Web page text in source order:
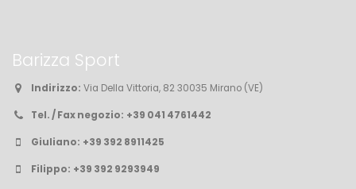
Barizza Sport
Indirizzo: Via Della Vittoria, 82 30035 Mirano (VE)
Tel. / Fax negozio: +39 041 4761442
Giuliano: +39 392 8911425
Filippo: +39 392 9293949